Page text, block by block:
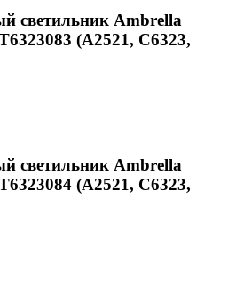
светильник Ambrella
(A2521, C6323,
светильник Ambrella
(A2521, C6323,